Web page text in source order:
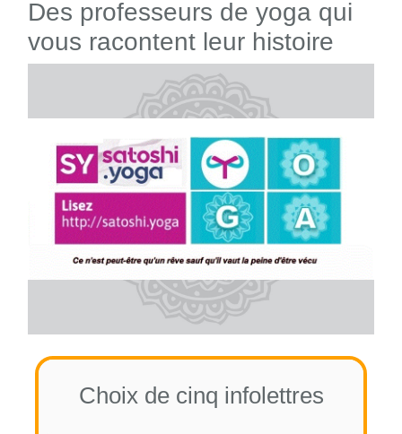
Des professeurs de yoga qui
vous racontent leur histoire
Choix de cinq infolettres